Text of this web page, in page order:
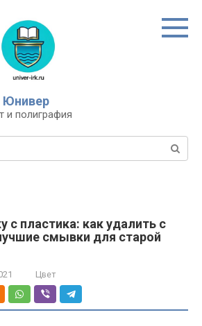
Юнивер
и полиграфия
с пластика: как удалить с
смывки для старой
Цвет